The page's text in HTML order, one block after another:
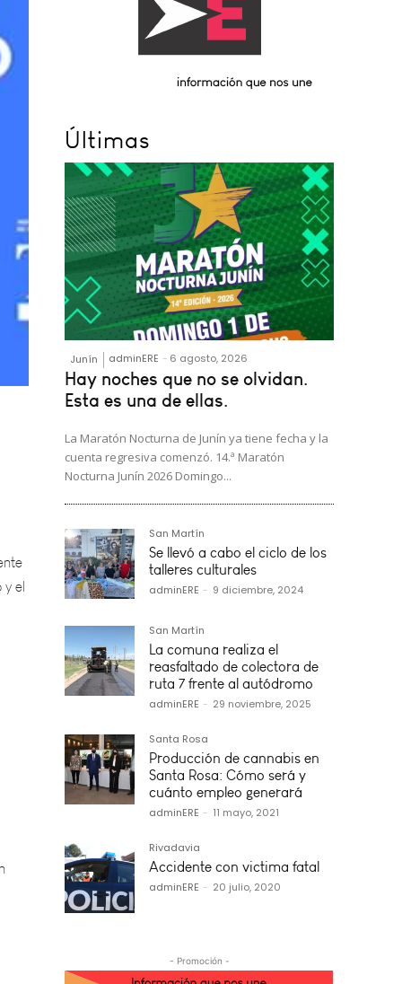
el
Últimas
Junín adminERE - 6 agosto, 2026
Hay noches que no se olvidan.
Esta es una de ellas.
La Maratón Nocturna de Junín ya tiene fecha y la
cuenta regresiva comenzó. 14.ª Maratón
Nocturna Junín 2026 Domingo...
San Martín
Se llevó a cabo el ciclo de los
talleres culturales
adminERE - 9 diciembre, 2024
San Martín
La comuna realiza el
reasfaltado de colectora de
ruta 7 frente al autódromo
adminERE - 29 noviembre, 2025
Santa Rosa
Producción de cannabis en
Santa Rosa: Cómo será y
cuánto empleo generará
adminERE - 11 mayo, 2021
Rivadavia
Accidente con victima fatal
adminERE - 20 julio, 2020
- Promoción -